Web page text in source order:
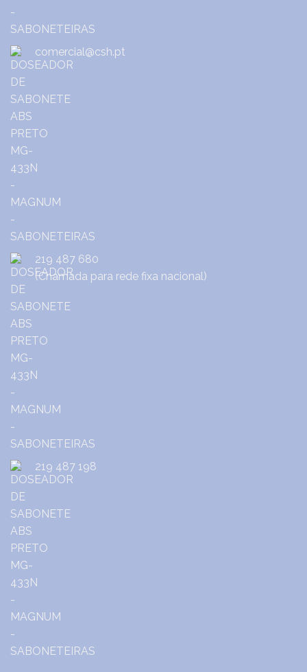
comercial@csh.pt
219 487 680
(Chamada para rede fixa nacional)
219 487 198